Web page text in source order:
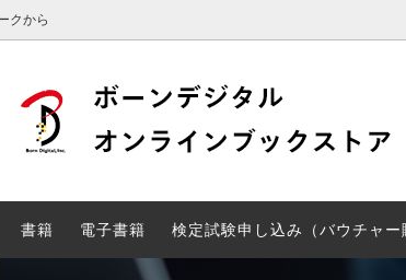
クから
書籍 電子書籍 検定試験申し込み（バウチャー